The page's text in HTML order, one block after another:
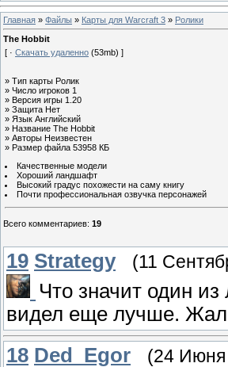
Главная » Файлы » Карты для Warcraft 3 » Ролики
The Hobbit
[ · Скачать удаленно (53mb) ]
» Тип карты Ролик
» Число игроков 1
» Версия игры 1.20
» Защита Нет
» Язык Английский
» Название The Hobbit
» Авторы Неизвестен
» Размер файла 53958 КБ
Качественные модели
Хороший ландшафт
Высокий градус похожести на саму книгу
Почти профессиональная озвучка персонажей
Всего комментариев: 19
19 Strategy (11
Что значит один
видел еще лучше.
18 Ded_Egor (24 Июня